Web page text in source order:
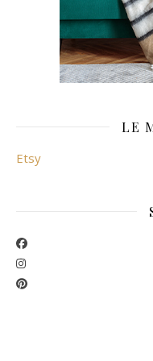
LE
Etsy